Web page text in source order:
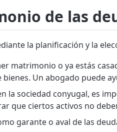
de las
la planificación y la
matrimonio o ya estás
Un abogado puede
la sociedad conyugal, es
que ciertos activos no
garante o aval de las